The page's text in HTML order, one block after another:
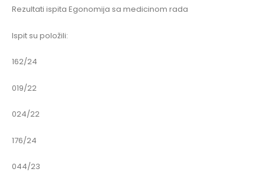
Rezultati ispita Egonomija sa medicinom rada
Ispit su položili:
162/24
019/22
024/22
176/24
044/23